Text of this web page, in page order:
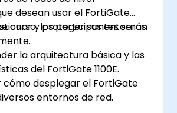
desean usar el FortiGate
y proteger sus entornos
curso, los participantes serán
la arquitectura básica y las
del FortiGate 1100E.
cómo desplegar el FortiGate
entornos de red.